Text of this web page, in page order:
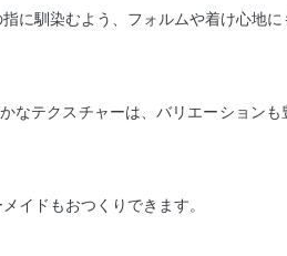
に馴染むよう、フォルムや着け心地に
なテクスチャーは、バリエーション
イドもおつくりできます。